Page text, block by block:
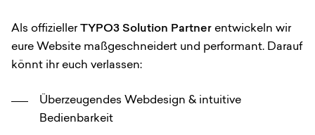
Als offiziellerTYPO3 Solution Partner entwickeln wir
eure Website maßgeschneidert und performant. Darauf
könnt ihr euch verlassen:
Überzeugendes Webdesign & intuitive
Bedienbarkeit